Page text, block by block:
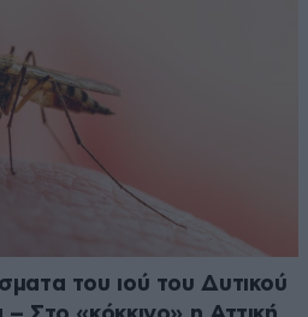
του ιού του Δυτικού